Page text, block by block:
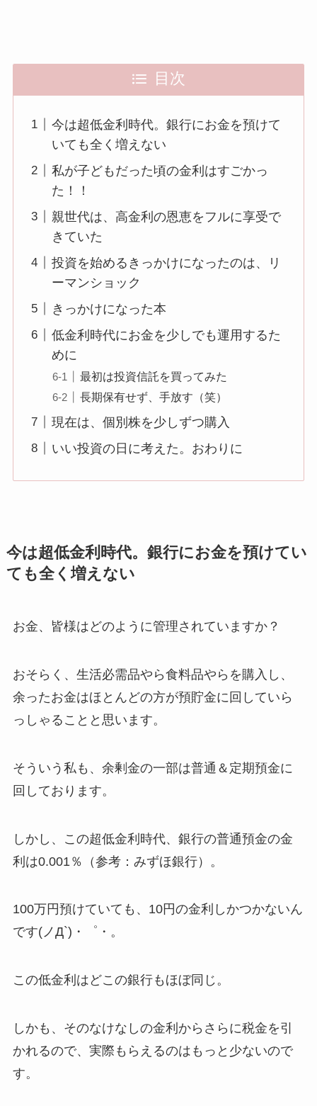
目次
今は超低金利時代。銀行にお金を預けて
いても全く増えない
私が子どもだった頃の金利はすごかっ
た！！
親世代は、高金利の恩恵をフルに享受で
きていた
投資を始めるきっかけになったのは、リ
ーマンショック
きっかけになった本
低金利時代にお金を少しでも運用するた
めに
最初は投資信託を買ってみた
長期保有せず、手放す（笑）
現在は、個別株を少しずつ購入
いい投資の日に考えた。おわりに
今は超低金利時代。銀行にお金を預けてい
ても全く増えない
お金、皆様はどのように管理されていますか？
おそらく、生活必需品やら食料品やらを購入し、
余ったお金はほとんどの方が預貯金に回していら
っしゃることと思います。
そういう私も、余剰金の一部は普通＆定期預金に
回しております。
しかし、この超低金利時代、銀行の普通預金の金
利は0.001％（参考：みずほ銀行）。
100万円預けていても、10円の金利しかつかないん
です(ノД`)・゜・。
この低金利はどこの銀行もほぼ同じ。
しかも、そのなけなしの金利からさらに税金を引
かれるので、実際もらえるのはもっと少ないので
す。